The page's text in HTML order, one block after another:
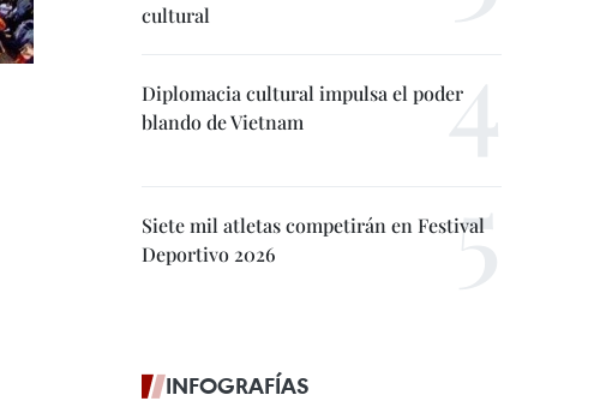
cultural
Diplomacia cultural impulsa el poder
blando de Vietnam
Siete mil atletas competirán en Festival
Deportivo 2026
INFOGRAFÍAS